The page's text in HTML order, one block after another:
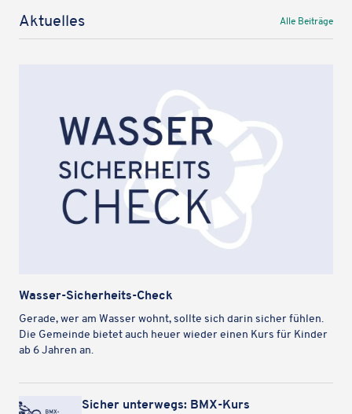
Aktu­el­les Alle Beiträge
Wasser-Sicher­heits-Check
Gerade, wer am Wasser wohnt, sollte sich darin sicher fühlen.
Die Gemeinde bietet auch heuer wieder einen Kurs für Kinder
ab 6 Jahren an.
Sicher unter­wegs: BMX-Kurs